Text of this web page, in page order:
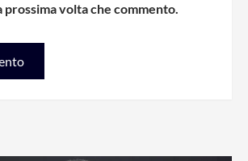
volta che commento.